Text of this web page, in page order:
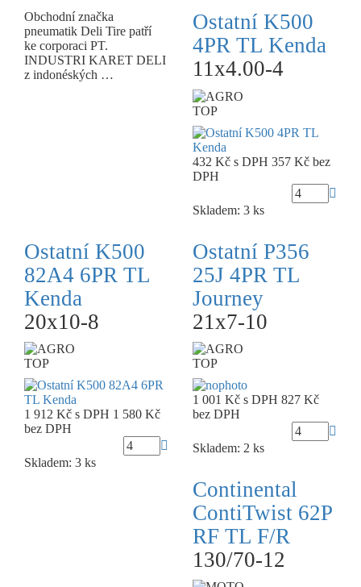
Obchodní značka
pneumatik Deli Tire patří
ke corporaci PT.
INDUSTRI KARET DELI
z indonéských …
Ostatní K500
4PR TL Kenda
11x4.00-4
TOP
432 Kč s DPH 357 Kč bez
DPH
Skladem: 3 ks
Ostatní K500
82A4 6PR TL
Kenda
20x10-8
TOP
1 912 Kč s DPH 1 580 Kč
bez DPH
Skladem: 3 ks
Ostatní P356
25J 4PR TL
Journey
21x7-10
TOP
1 001 Kč s DPH 827 Kč
bez DPH
Skladem: 2 ks
Continental
ContiTwist 62P
RF TL F/R
130/70-12